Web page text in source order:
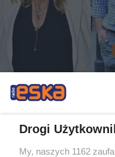
Drogi
My, naszych 1162